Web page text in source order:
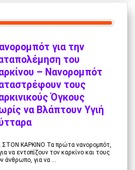
για την
του
– Νανορομπότ
τους
Όγκους
να Βλάπτουν Υγιή
ΚΑΡΚΙΝΟ Τα πρώτα νανορομπότ,
να εντοπίζουν τον καρκίνο και τους
άνθρωπο, για να ...